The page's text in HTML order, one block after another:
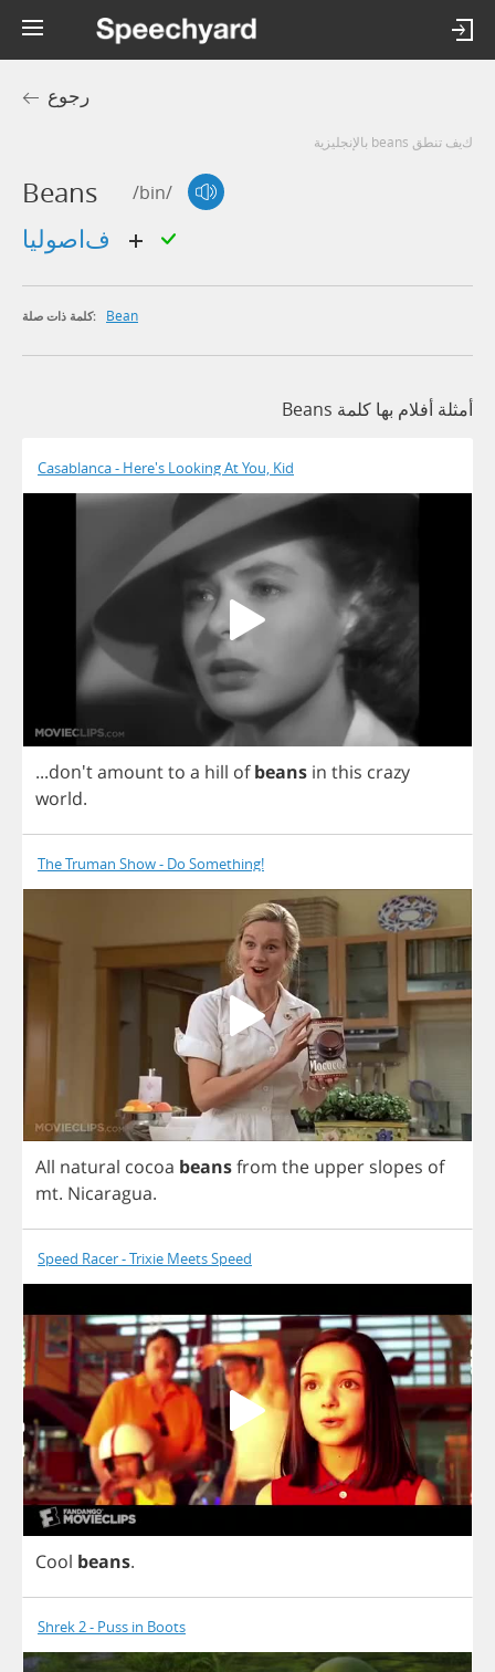
رجوع
كيف تنطق beans بالإنجليزية
Beans /bin/
كلمة ذات صلة: Bean
أمثلة أفلام بها كلمة Beans
Casablanca - Here's Looking At You, Kid
...don'tamountto a hill of beans in this crazy
world.
The Truman Show - Do Something!
All natural cocoa beansfrom the upper slopes of
mt. Nicaragua.
Speed Racer - Trixie Meets Speed
Cool beans.
Shrek 2 - Puss in Boots